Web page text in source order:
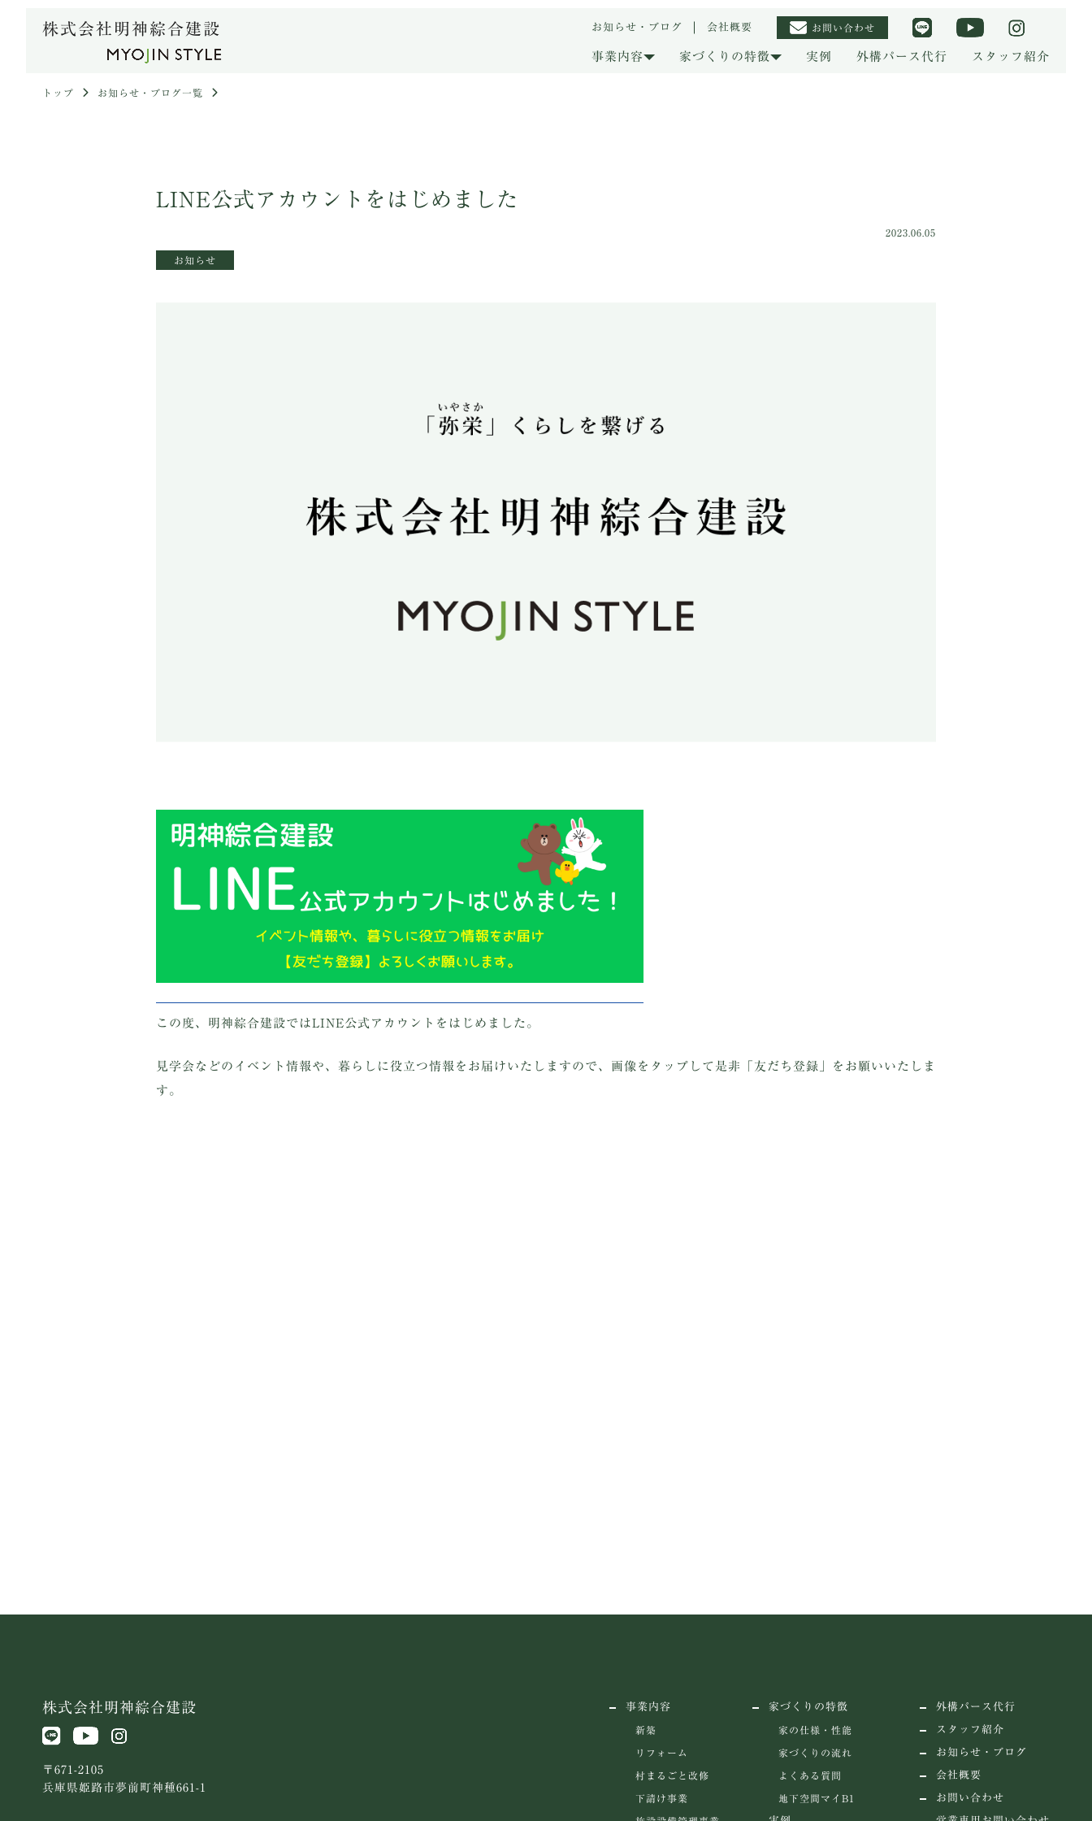
株式会社明神綜合建設 お知らせ・ブログ 会社概要 お問い合わせ
事業内容 家づくりの特徴 実例 外構パース代行 スタッフ紹介
トップ お知らせ・ブログ一覧
LINE公式アカウントをはじめました
2023.06.05
お知らせ
この度、明神綜合建設ではLINE公式アカウントをはじめました。
見学会などのイベント情報や、暮らしに役立つ情報をお届けいたしますので、画像をタップして是非「友だち登録」をお願いいたしま
す。
株式会社明神綜合建設
〒671-2105
兵庫県姫路市夢前町神種661-1
事業内容
新築
リフォーム
村まるごと改修
下請け事業
家づくりの特徴
家の仕様・性能
家づくりの流れ
よくある質問
地下空間マイB1
外構パース代行
スタッフ紹介
お知らせ・ブログ
会社概要
お問い合わせ